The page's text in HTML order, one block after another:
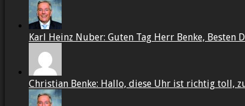
Karl Heinz Nuber: Guten Tag Herr Benke, Besten
Christian Benke: Hallo, diese Uhr ist richtig toll,